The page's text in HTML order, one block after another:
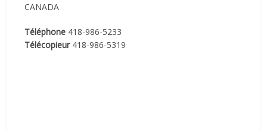
CANADA
Téléphone 418-986-5233
Télécopieur418-986-5319